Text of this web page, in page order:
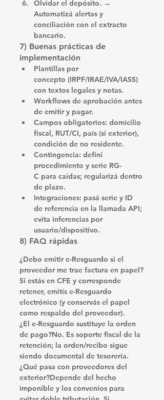
Olvidar el depósito. →
Automatizá alertas y
conciliación con el extracto
bancario.
7) Buenas prácticas de
implementación
Plantillas por
concepto (IRPF/IRAE/IVA/IASS)
con textos legales y notas.
Workflows de aprobación antes
de emitir y pagar.
Campos obligatorios: domicilio
fiscal, RUT/CI, país (si exterior),
condición de no residente.
Contingencia: definí
procedimiento y serie RG-
C para caídas; regularizá dentro
de plazo.
Integraciones: pasá serie y ID
de referencia en la llamada API;
evita inferencias por
usuario/dispositivo.
8) FAQ rápidas
¿Debo emitir e-Resguardo si el
proveedor me trae factura en papel?
Si estás en CFE y corresponde
retener, emitís e-Resguardo
electrónico (y conservás el papel
como respaldo del proveedor).
¿El e-Resguardo sustituye la orden
de pago?No. Es soporte fiscal de la
retención; la orden/recibo sigue
siendo documental de tesorería.
¿Qué pasa con proveedores del
exterior?Depende del hecho
imponible y los convenios para